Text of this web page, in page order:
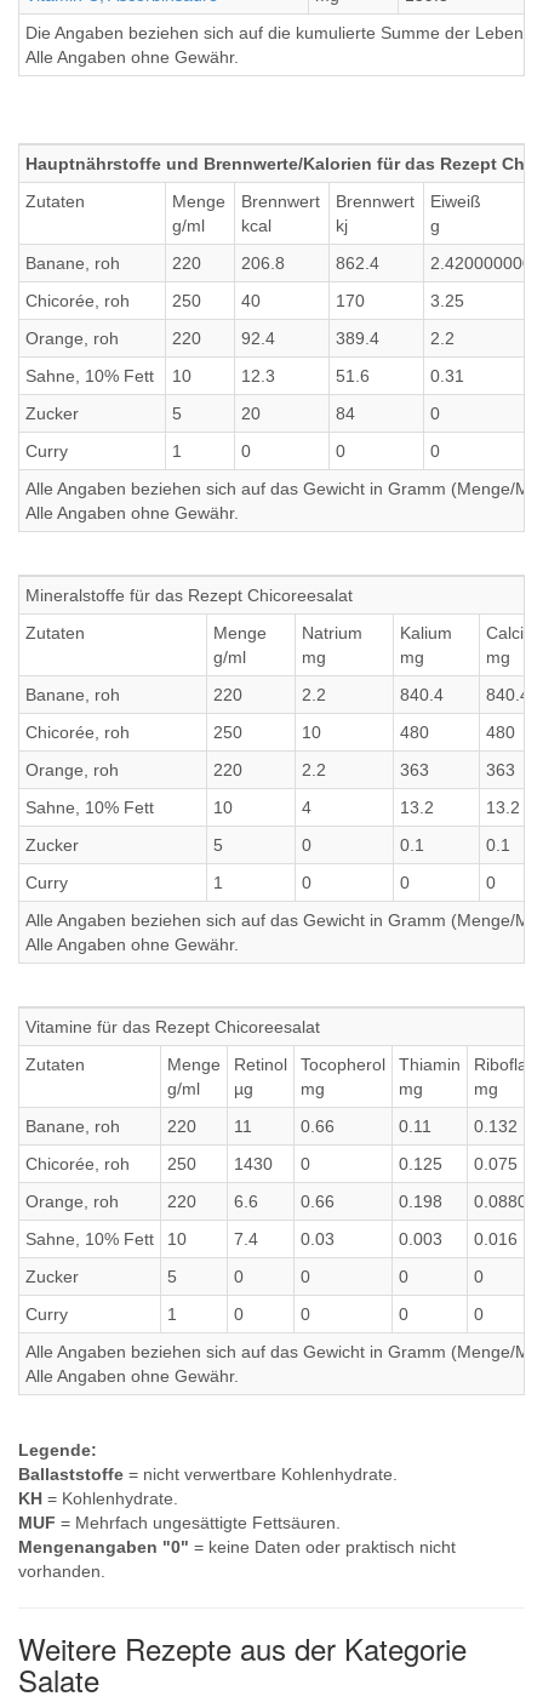
Die Angaben beziehen sich auf die kumulierte Summe der
Alle Angaben ohne Gewähr.
Hauptnährstoffe und Brennwerte/Kalorien für das Rezept
Zutaten
Menge
g/ml
Brennwert
kcal
Brennwert
kj
Eiweiß
g
Banane, roh
220 206.8 862.4
Chicorée, roh
250 40 170
3.25
Orange, roh
220 92.4 389.4
2.2
Sahne, 10% Fett
10 12.3 51.6
0.31
Zucker
5 20 84
0
Curry
1 0 0
0
Alle Angaben beziehen sich auf das Gewicht in Gramm (Menge/
Alle Angaben ohne Gewähr.
Mineralstoffe für das Rezept Chicoreesalat
Zutaten
Menge
g/ml
Natrium
mg
Kalium
mg
mg
Banane, roh
220 2.2 840.4
840.4
Chicorée, roh
250 10 480
480
Orange, roh
220 2.2 363
363
Sahne, 10% Fett
10 4 13.2
13.2
Zucker
5 0 0.1
0.1
Curry
1 0 0
0
Alle Angaben beziehen sich auf das Gewicht in Gramm (Menge/
Alle Angaben ohne Gewähr.
Vitamine für das Rezept Chicoreesalat
Zutaten
Menge
g/ml
Retinol
µg
Tocopherol
mg
Thiamin
mg
mg
Banane, roh
220 11 0.66 0.11
0.132
Chicorée, roh
250 1430 0 0.125
0.075
Orange, roh
220 6.6 0.66 0.198
Sahne, 10% Fett
10 7.4 0.03 0.003
0.016
Zucker
5 0 0 0
0
Curry
1 0 0 0
0
Alle Angaben beziehen sich auf das Gewicht in Gramm (Menge/
Alle Angaben ohne Gewähr.
Legende:
Ballaststoffe = nicht verwertbare Kohlenhydrate.
KH = Kohlenhydrate.
MUF = Mehrfach ungesättigte Fettsäuren.
Mengenangaben "0" = keine Daten oder praktisch nicht
vorhanden.
Weitere Rezepte aus der Kategorie
Salate